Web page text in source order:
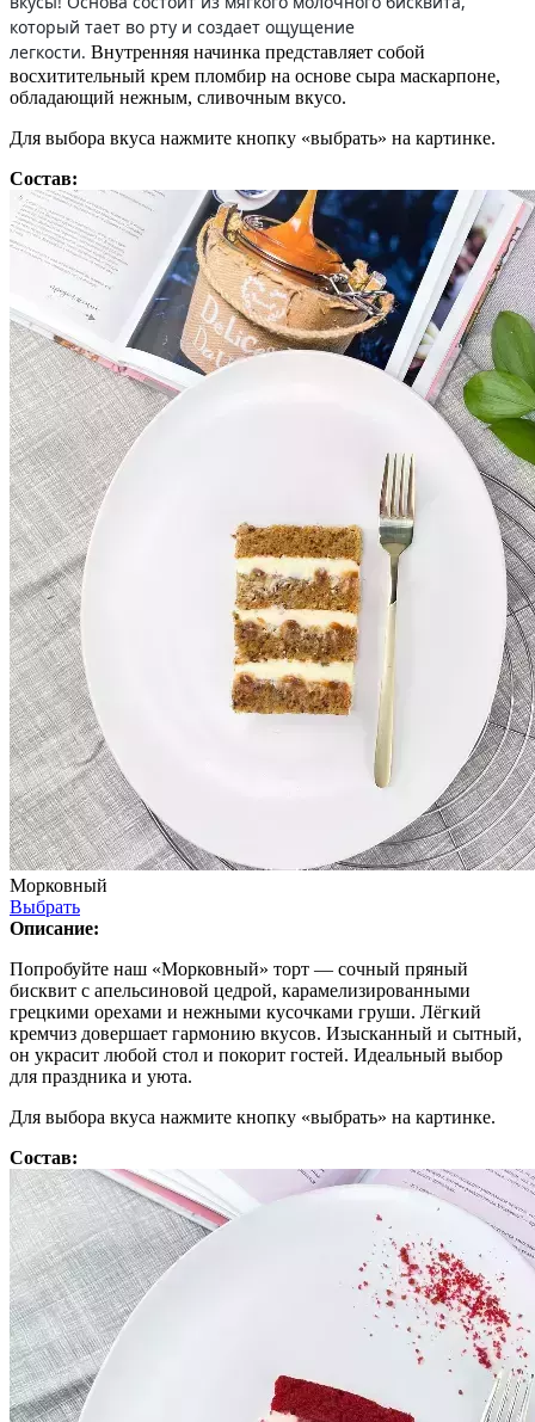
который тает во рту и создает ощущение
легкости. Внутренняя начинка представляет собой
восхитительный крем пломбир на основе сыра маскарпоне,
обладающий нежным, сливочным вкусо.
Для выбора вкуса нажмите кнопку «выбрать» на картинке.
Состав:
Морковный
Выбрать
Описание:
Попробуйте наш «Морковный» торт — сочный пряный
бисквит с апельсиновой цедрой, карамелизированными
грецкими орехами и нежными кусочками груши. Лёгкий
кремчиз довершает гармонию вкусов. Изысканный и сытный,
он украсит любой стол и покорит гостей. Идеальный выбор
для праздника и уюта.
Для выбора вкуса нажмите кнопку «выбрать» на картинке.
Состав: